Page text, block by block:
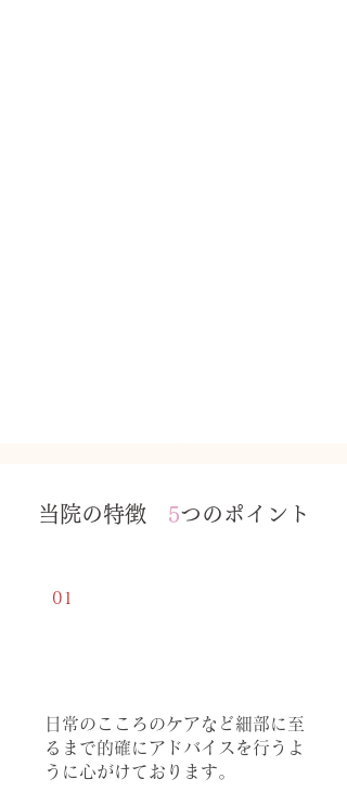
当院の特徴 5つのポイント
01
日常のこころのケアなど細部に至
るまで的確にアドバイスを行うよ
うに心がけております。​